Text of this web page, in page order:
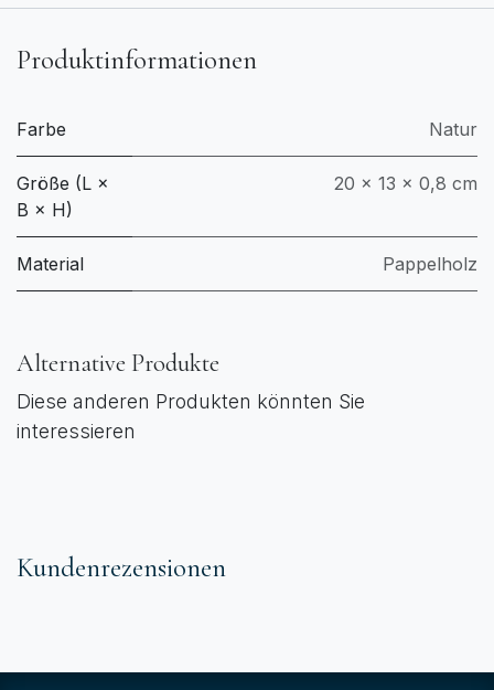
Produktinformationen
Farbe Natur
Größe (L ×
B × H)
20 × 13 × 0,8 cm
Material Pappelholz
Alternative Produkte
Diese anderen Produkten könnten Sie
interessieren
Kundenrezensionen